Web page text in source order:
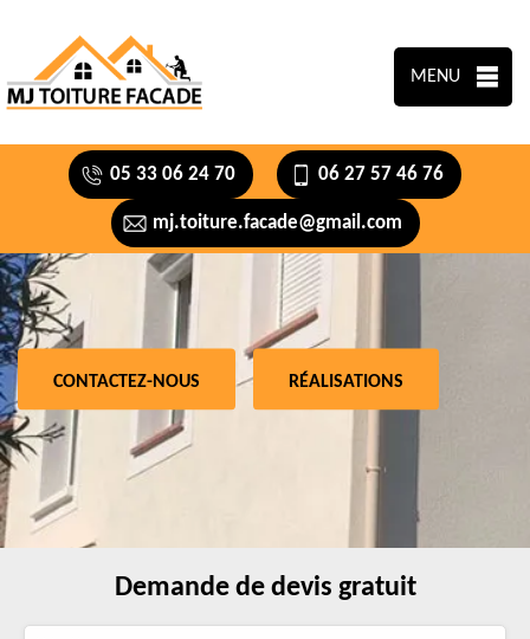
MENU
05 33 06 24 70 06 27 57 46 76
mj.toiture.facade@gmail.com
CONTACTEZ-NOUS RÉALISATIONS
Demande de devis gratuit